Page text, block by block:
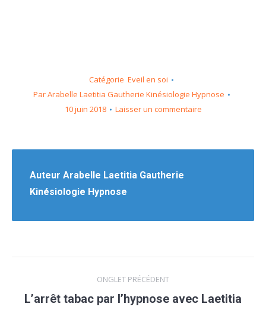
Catégorie Eveil en soi
ParArabelle Laetitia Gautherie Kinésiologie Hypnose
10 juin 2018
Laisser un commentaire
Auteur Arabelle Laetitia Gautherie
Kinésiologie Hypnose
de
ONGLET PRÉCÉDENT
Onglet
L’arrêt tabac par l’hypnose avec Laetitia